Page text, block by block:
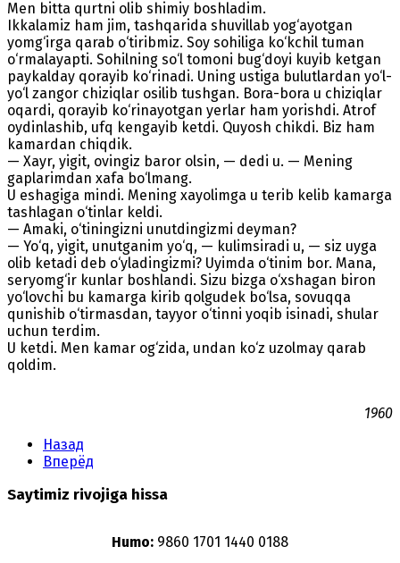
Men bitta qurtni olib shimiy boshladim.
Ikkalamiz ham jim, tashqarida shuvillab yog‘ayotgan
yomg‘irga qarab o‘tiribmiz. Soy sohiliga ko‘kchil tuman
o‘rmalayapti. Sohilning so‘l tomoni bug‘doyi kuyib ketgan
paykalday qorayib ko‘rinadi. Uning ustiga bulutlardan yo‘l-
yo‘l zangor chiziqlar osilib tushgan. Bora-bora u chiziqlar
oqardi, qorayib ko‘rinayotgan yerlar ham yorishdi. Atrof
oydinlashib, ufq kengayib ketdi. Quyosh chikdi. Biz ham
kamardan chiqdik.
— Xayr, yigit, ovingiz baror olsin, — dedi u. — Mening
gaplarimdan xafa bo‘lmang.
U eshagiga mindi. Mening xayolimga u terib kelib kamarga
tashlagan o‘tinlar keldi.
— Amaki, o‘tiningizni unutdingizmi deyman?
— Yo‘q, yigit, unutganim yo‘q, — kulimsiradi u, — siz uyga
olib ketadi deb o‘yladingizmi? Uyimda o‘tinim bor. Mana,
seryomg‘ir kunlar boshlandi. Sizu bizga o‘xshagan biron
yo‘lovchi bu kamarga kirib qolgudek bo‘lsa, sovuqqa
qunishib o‘tirmasdan, tayyor o‘tinni yoqib isinadi, shular
uchun terdim.
U ketdi. Men kamar og‘zida, undan ko‘z uzolmay qarab
qoldim.
1960
Назад
Вперёд
Saytimiz rivojiga hissa
Humo: 9860 1701 1440 0188